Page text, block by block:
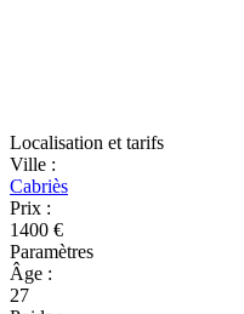
Localisation et tarifs
Ville :
Cabriès
Prix :
1400 €
Paramètres
Âge :
27